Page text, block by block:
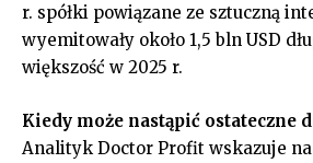
r. spółki powiązane ze sztuczną
wyemitowały około 1,5 bln USD
większość w 2025 r.
Kiedy może nastąpić ostateczne
Analityk Doctor Profit wskazuje